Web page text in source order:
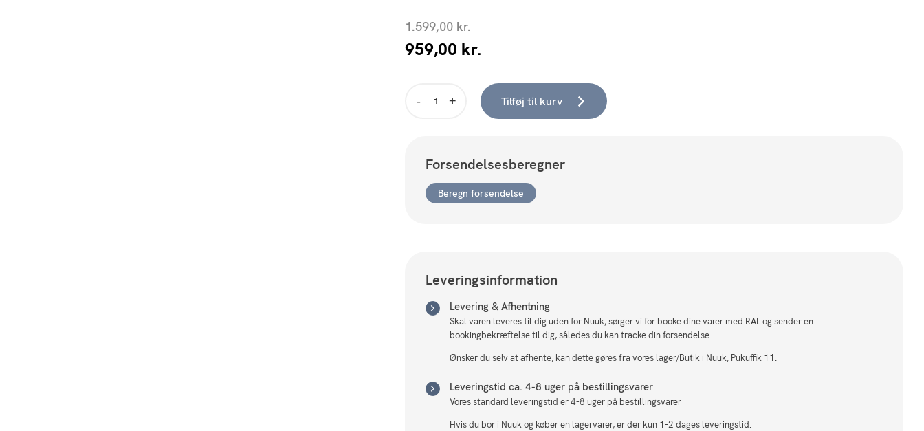
1.599,00kr.
Den
var:
959,00 kr.
Den
er:
Tilføj til kurv
Forsendelsesberegner
Beregn forsendelse
Leveringsinformation
Levering & Afhentning
Skal varen leveres til dig uden for Nuuk, sørger vi for booke dine varer med RAL og sender en
bookingbekræftelse til dig, således du kan tracke din forsendelse.
Ønsker du selv at afhente, kan dette gøres fra vores lager/Butik i Nuuk, Pukuffik 11.
Leveringstid ca. 4-8 uger på bestillingsvarer
Vores standard leveringstid er 4-8 uger på bestillingsvarer
Hvis du bor i Nuuk og køber en lagervarer, er der kun 1-2 dages leveringstid.